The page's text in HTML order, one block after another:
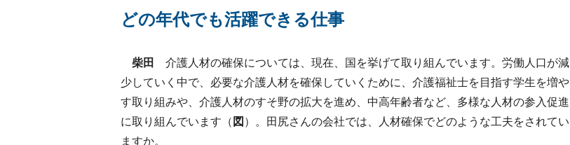
どの年代でも活躍できる仕事
柴田
介護人材の確保については、現在、国を挙げて取り組んでいます。労働人口が減
少していく中で、必要な介護人材を確保していくために、介護福祉士を目指す学生を増や
す取り組みや、介護人材のすそ野の拡大を進め、中高年齢者など、多様な人材の参入促進
に取り組んでいます（ 図 ）。田尻さんの会社では、人材確保でどのような工夫をされてい
ますか。